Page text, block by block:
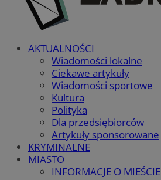
AKTUALNOŚCI
Wiadomości lokalne
Ciekawe artykuły
Wiadomości sportowe
Kultura
Polityka
Dla przedsiębiorców
Artykuły sponsorowane
KRYMINALNE
MIASTO
INFORMACJE O MIEŚCIE